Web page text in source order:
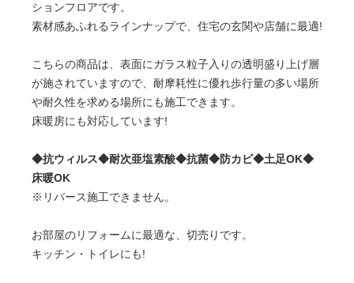
ションフロアです。
素材感あふれるラインナップで、住宅の玄関や店舗に最適!
こちらの商品は、表面にガラス粒子入りの透明盛り上げ層
が施されていますので、耐摩耗性に優れ歩行量の多い場所
や耐久性を求める場所にも施工できます。
床暖房にも対応しています!
◆抗ウィルス◆耐次亜塩素酸◆抗菌◆防カビ◆土足OK◆
床暖OK
※リバース施工できません。
お部屋のリフォームに最適な、切売りです。
キッチン・トイレにも!